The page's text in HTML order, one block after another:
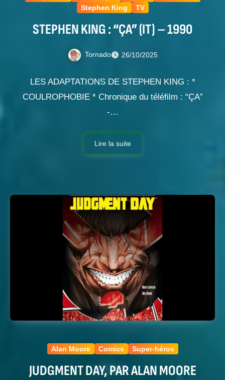
Stephen King
TV
STEPHEN KING : “ÇA” (IT) – 1990
Tornado 26/10/2025
LES ADAPTATIONS DE STEPHEN KING : *
COULROPHOBIE * Chronique du téléfilm : “ÇA”
-…
Lire la suite
Alan Moore Comics Super-héros
JUDGMENT DAY, PAR ALAN MOORE